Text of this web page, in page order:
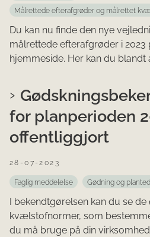
Målrettede efterafgrøder og målrettet
Du kan nu finde den nye
målrettede efterafgrøder i
hjemmeside. Her kan du
for planperioden
offentliggjort
28-07-2023
Faglig meddelelse Gødning og
I bekendtgørelsen kan du se
kvælstofnormer, som
du må bruge på din